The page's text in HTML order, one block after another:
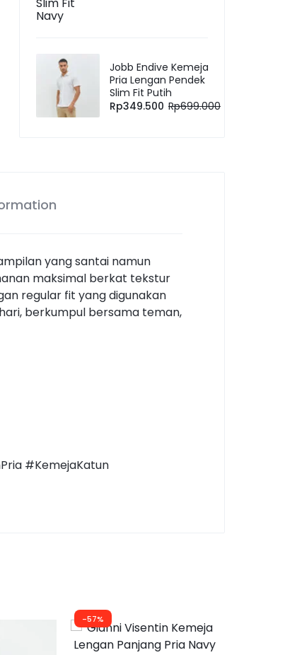
Jobb Endive Kemeja
Pria Lengan Pendek
Slim Fit Putih
Rp349.500 Rp699.000
yang santai namun
maksimal berkat tekstur
regular fit yang digunakan
berkumpul bersama teman,
#KemejaKatun
-57%